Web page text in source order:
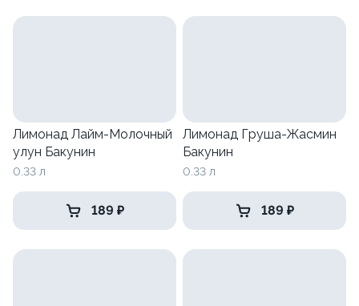
Лимонад Лайм-Молочный
улун Бакунин
0.33 л
189 ₽
Лимонад Груша-Жасмин
Бакунин
0.33 л
189 ₽